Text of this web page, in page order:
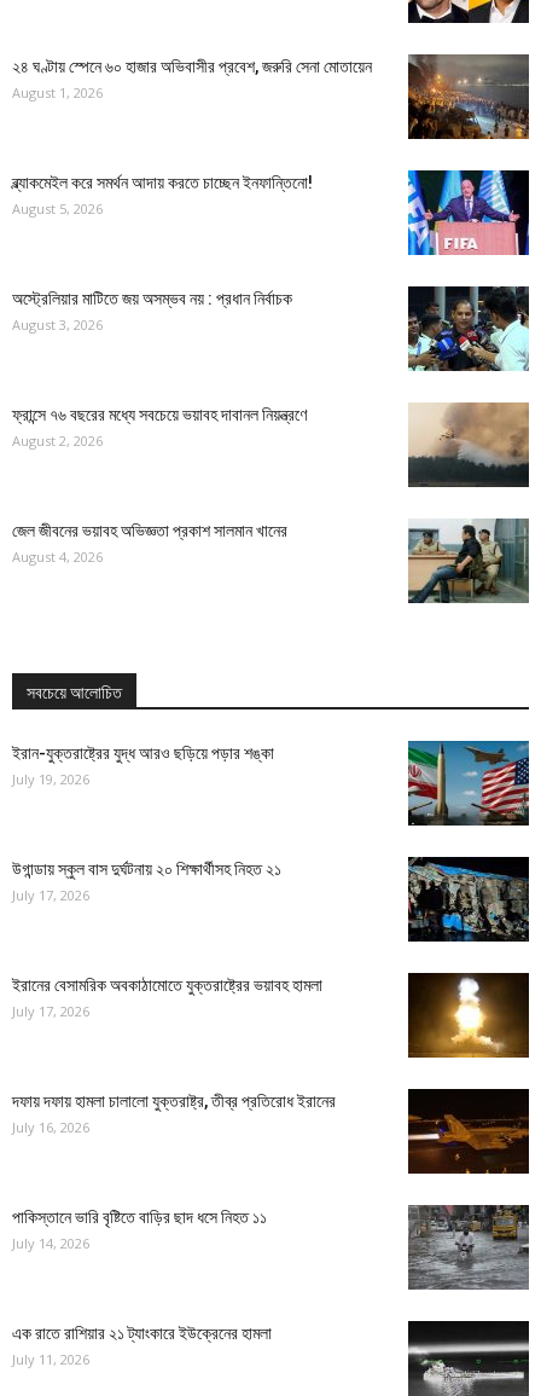
২৪ ঘণ্টায় স্পেনে ৬০ হাজার অভিবাসীর প্রবেশ, জরুরি সেনা মোতায়েন
August 1, 2026
ব্ল্যাকমেইল করে সমর্থন আদায় করতে চাচ্ছেন ইনফান্তিনো!
August 5, 2026
অস্ট্রেলিয়ার মাটিতে জয় অসম্ভব নয় : প্রধান নির্বাচক
August 3, 2026
ফ্রান্সে ৭৬ বছরের মধ্যে সবচেয়ে ভয়াবহ দাবানল নিয়ন্ত্রণে
August 2, 2026
জেল জীবনের ভয়াবহ অভিজ্ঞতা প্রকাশ সালমান খানের
August 4, 2026
সবচেয়ে আলোচিত
ইরান-যুক্তরাষ্ট্রের যুদ্ধ আরও ছড়িয়ে পড়ার শঙ্কা
July 19, 2026
উগান্ডায় স্কুল বাস দুর্ঘটনায় ২০ শিক্ষার্থীসহ নিহত ২১
July 17, 2026
ইরানের বেসামরিক অবকাঠামোতে যুক্তরাষ্ট্রের ভয়াবহ হামলা
July 17, 2026
দফায় দফায় হামলা চালালো যুক্তরাষ্ট্র, তীব্র প্রতিরোধ ইরানের
July 16, 2026
পাকিস্তানে ভারি বৃষ্টিতে বাড়ির ছাদ ধসে নিহত ১১
July 14, 2026
এক রাতে রাশিয়ার ২১ ট্যাংকারে ইউক্রেনের হামলা
July 11, 2026